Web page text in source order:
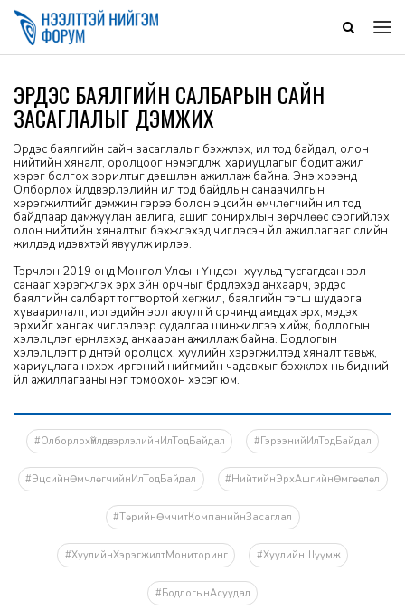
ЭРДЭС БАЯЛГИЙН САЛБАРЫН САЙН
ЗАСАГЛАЛЫГ ДЭМЖИХ
Эрдэс баялгийн сайн засаглалыг бэхжүүлэх, ил тод байдал, олон
нийтийн хяналт, оролцоог нэмэгдүүлж, хариуцлагыг бодит ажил
хэрэг болгох зорилтыг дэвшүүлэн ажиллаж байна. Энэ хүрээнд
Олборлох үйлдвэрлэлийн ил тод байдлын санаачилгын
хэрэгжилтийг дэмжин гэрээ болон эцсийн өмчлөгчийн ил тод
байдлаар дамжуулан авлига, ашиг сонирхлын зөрчлөөс сэргийлэх
олон нийтийн хяналтыг бэхжүүлэхэд чиглэсэн үйл ажиллагааг сүүлийн
жилүүдэд идэвхтэй явуулж ирлээ.
Тэрчлэн 2019 онд Монгол Улсын Үндсэн хуульд тусгагдсан үзэл
санааг хэрэгжүүлэх эрх зүйн орчныг бүрдүүлэхэд анхаарч, эрдэс
баялгийн салбарт тогтвортой хөгжил, баялгийн тэгш шударга
хуваарилалт, иргэдийн эрүүл аюулгүй орчинд амьдах эрх, мэдэх
эрхийг хангах чиглэлээр судалгаа шинжилгээ хийж, бодлогын
хэлэлцүүлэг өрнүүлэхэд анхааран ажиллаж байна. Бодлогын
хэлэлцүүлэгт үр дүнтэй оролцох, хуулийн хэрэгжилтэд хяналт тавьж,
хариуцлага нэхэх иргэний нийгмийн чадавхыг бэхжүүлэх нь бидний
үйл ажиллагааны нэг томоохон хэсэг юм.
#ОлборлохҮйлдвэрлэлийнИлТодБайдал #ГэрээнийИлТодБайдал
#ЭцсийнӨмчлөгчийнИлТодБайдал #НийтийнЭрхАшгийнӨмгөөлөл
#ТөрийнӨмчитКомпанийнЗасаглал
#ХуулийнХэрэгжилтМониторинг #ХуулийнШүүмж
#БодлогынАсуудал